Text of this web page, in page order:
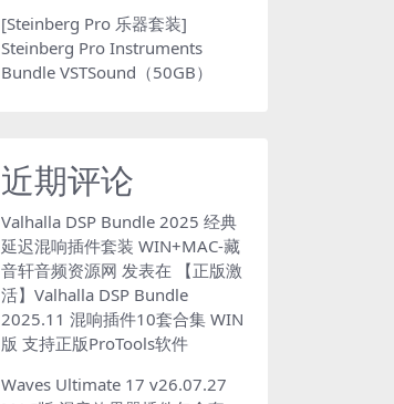
[Steinberg Pro 乐器套装]
Steinberg Pro Instruments
Bundle VSTSound（50GB）
近期评论
Valhalla DSP Bundle 2025 经典
延迟混响插件套装 WIN+MAC-藏
音轩音频资源网 发表在
【正版激
活】Valhalla DSP Bundle
2025.11 混响插件10套合集 WIN
版 支持正版ProTools软件
Waves Ultimate 17 v26.07.27